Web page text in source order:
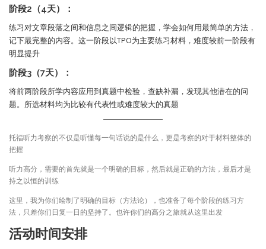
阶段2（4天）：
练习对文章段落之间和信息之间逻辑的把握，学会如何用最简单的方法，
记下最完整的内容。这一阶段以TPO为主要练习材料，难度较前一阶段有
明显提升
阶段3（7天）：
将前两阶段所学内容应用到真题中检验，查缺补漏，发现其他潜在的问
题。所选材料均为比较有代表性或难度较大的真题
托福听力考察的不仅是听懂每一句话说的是什么，更是考察的对于材料整体的
把握
听力高分，需要的首先就是一个明确的目标，然后就是正确的方法，最后才是
持之以恒的训练
这里，我为你们绘制了明确的目标（方法论），也准备了每个阶段的练习方
法，只差你们日复一日的坚持了。也许你们的高分之旅就从这里出发
活动时间安排